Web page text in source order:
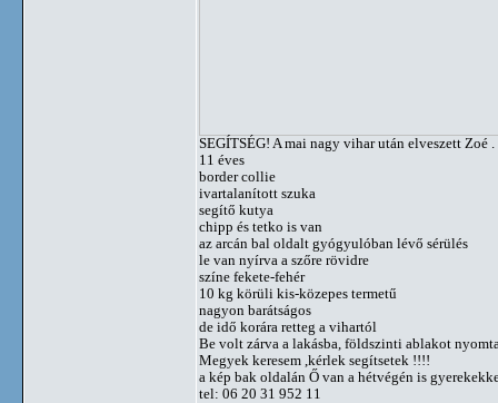
SEGÍTSÉG! A mai nagy vihar után elveszett Zoé .
11 éves
border collie
ivartalanított szuka
segítő kutya
chipp és tetko is van
az arcán bal oldalt gyógyulóban lévő sérülés
le van nyírva a szőre rövidre
színe fekete-fehér
10 kg körüli kis-közepes termetű
nagyon barátságos
de idő korára retteg a vihartól
Be volt zárva a lakásba, földszinti ablakot
Megyek keresem ,kérlek segítsetek !!!!
a kép bak oldalán Ő van a hétvégén is
tel: 06 20 31 952 11